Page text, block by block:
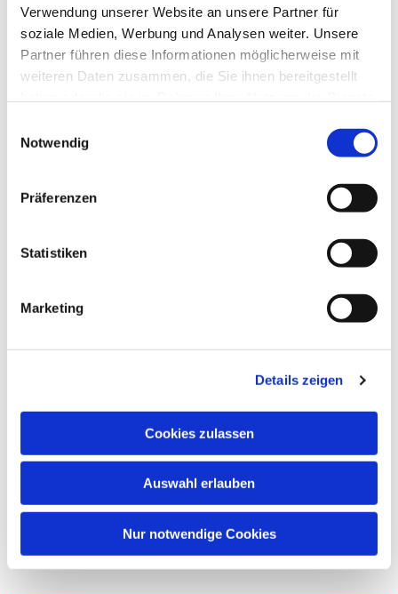
Verwendung unserer Website an unsere Partner für
soziale Medien, Werbung und Analysen weiter. Unsere
Partner führen diese Informationen möglicherweise mit
weiteren Daten zusammen, die Sie ihnen bereitgestellt
Notwendig
Präferenzen
Statistiken
Marketing
Details zeigen
Cookies zulassen
Auswahl erlauben
Nur notwendige Cookies
Dies könnte Sie auch
interessieren